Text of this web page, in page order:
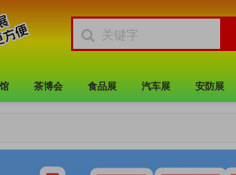
茶博会 食品展 汽车展 安防展